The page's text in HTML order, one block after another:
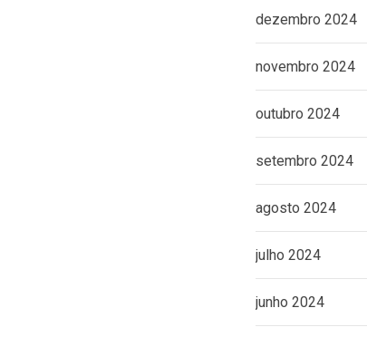
dezembro 2024
novembro 2024
outubro 2024
setembro 2024
agosto 2024
julho 2024
junho 2024